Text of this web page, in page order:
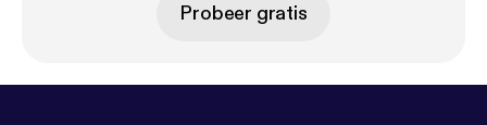
Probeer gratis